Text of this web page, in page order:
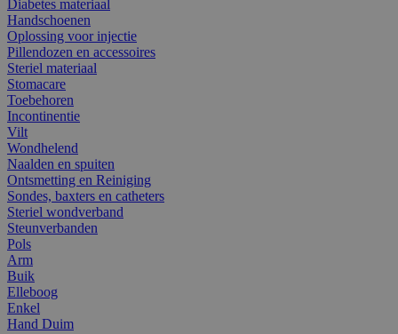
Diabetes materiaal
Handschoenen
Oplossing voor injectie
Pillendozen en accessoires
Steriel materiaal
Stomacare
Toebehoren
Incontinentie
Vilt
Wondhelend
Naalden en spuiten
Ontsmetting en Reiniging
Sondes, baxters en catheters
Steriel wondverband
Steunverbanden
Pols
Arm
Buik
Elleboog
Enkel
Hand Duim